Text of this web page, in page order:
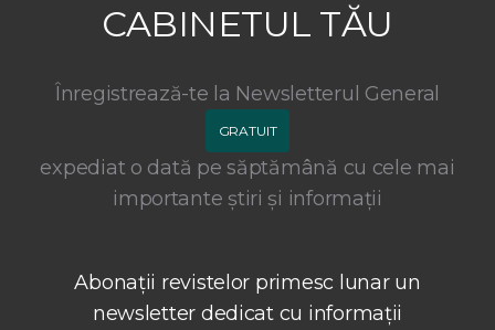
CABINETUL TĂU
Înregistrează-te la Newsletterul General
GRATUIT
expediat o dată pe săptămână cu cele mai
importante știri și informații
Abonații revistelor primesc lunar un
newsletter dedicat cu informații